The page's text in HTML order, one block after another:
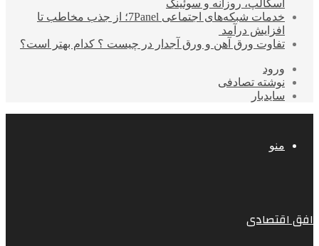
اسکالپ، روزانه و سوئینگ
خدمات شبکه‌های اجتماعی 7Panel؛ از جذب مخاطب تا
افزایش درآمد
تفاوت ورق آهن و ورق آجدار در چیست ؟ کدام بهتر است؟
ورود
نوشته تصادفی
سایدبار
منو
افق اقتصادی